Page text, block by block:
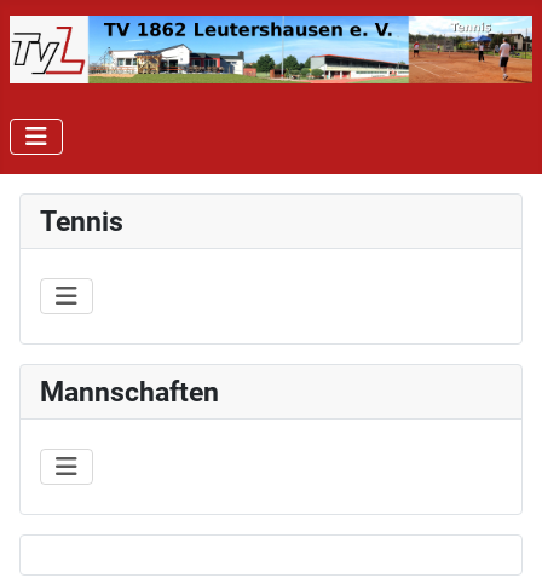
Tennis
Mannschaften